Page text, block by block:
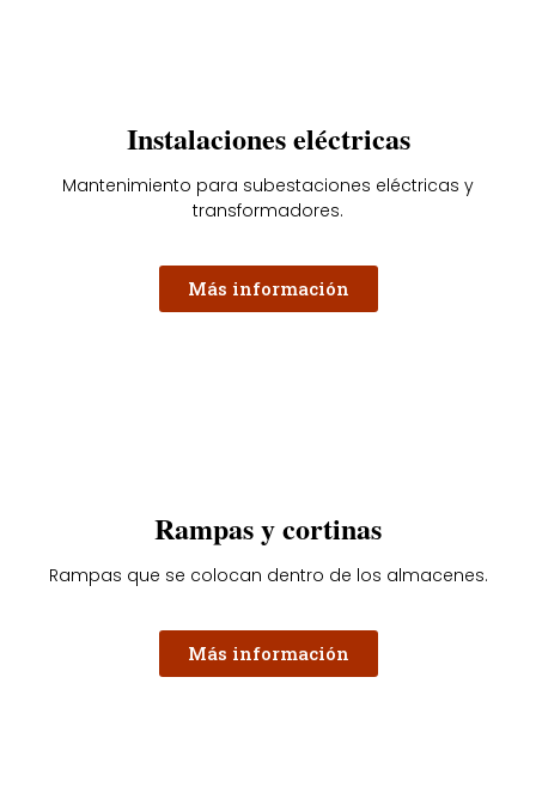
Instalaciones eléctricas
Mantenimiento para subestaciones eléctricas y
transformadores.
Más información
Rampas y cortinas
Rampas que se colocan dentro de los almacenes.
Más información